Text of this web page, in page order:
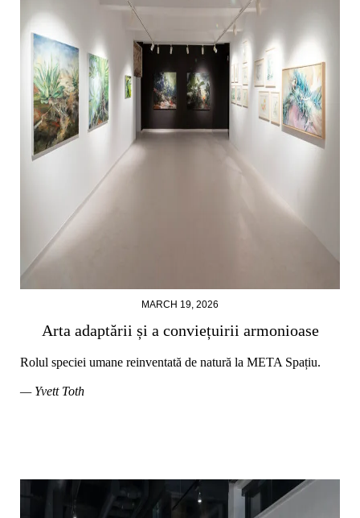
MARCH 19, 2026
Arta adaptării și a conviețuirii armonioase
Rolul speciei umane reinventată de natură la META Spațiu.
— Yvett Toth